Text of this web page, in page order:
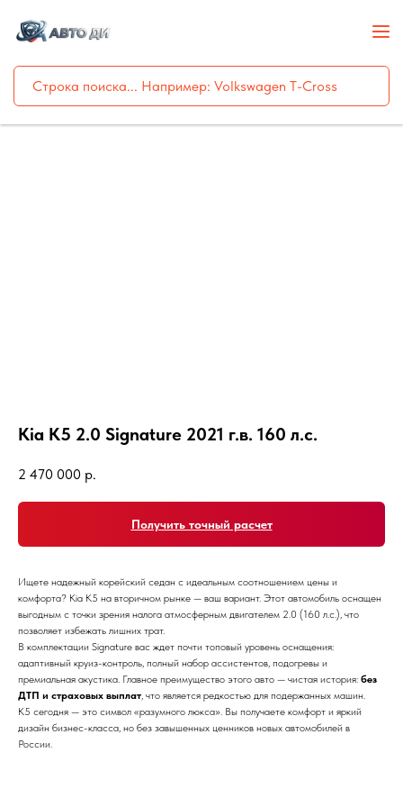
Kia K5 2.0 Signature 2021 г.в. 160 л.с.
2 470 000 р.
Получить точный расчет
Ищете надежный корейский седан с идеальным соотношением цены и
комфорта? Kia K5 на вторичном рынке — ваш вариант. Этот автомобиль оснащен
выгодным с точки зрения налога атмосферным двигателем 2.0 (160 л.с.), что
позволяет избежать лишних трат.
В комплектации Signature вас ждет почти топовый уровень оснащения:
адаптивный круиз-контроль, полный набор ассистентов, подогревы и
премиальная акустика. Главное преимущество этого авто — чистая история: без
ДТП и страховых выплат, что является редкостью для подержанных машин.
K5 сегодня — это символ «разумного люкса». Вы получаете комфорт и яркий
дизайн бизнес-класса, но без завышенных ценников новых автомобилей в
России.